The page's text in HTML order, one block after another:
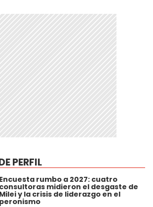
PERFIL
Encuesta rumbo a 2027: cuatro
consultoras midieron el desgaste de
Milei y la crisis de liderazgo en el
peronismo